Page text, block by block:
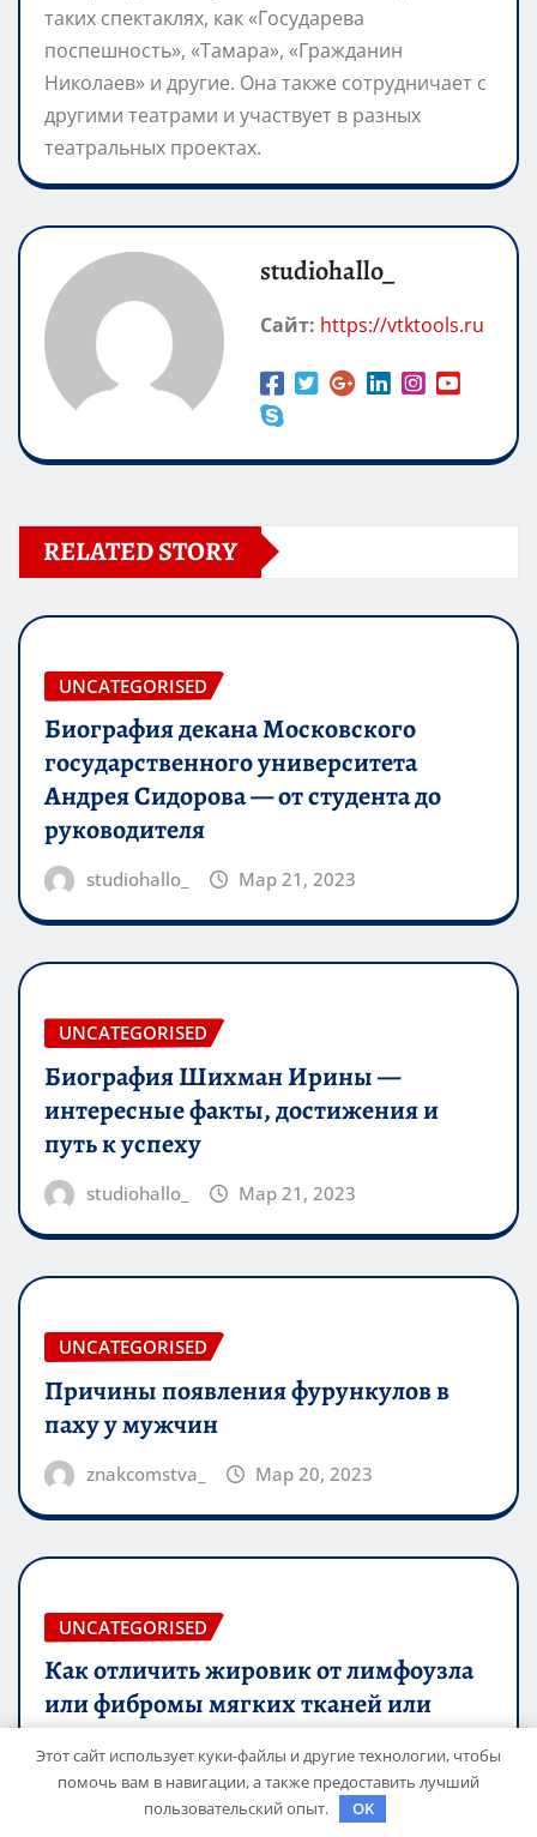
таких спектаклях, как «Государева
поспешность», «Тамара», «Гражданин
Николаев» и другие. Она также сотрудничает с
другими театрами и участвует в разных
театральных проектах.
studiohallo_
Сайт: https://vtktools.ru
RELATED STORY
UNCATEGORISED
Биография декана Московского
государственного университета
Андрея Сидорова — от студента до
руководителя
studiohallo_ Мар 21, 2023
UNCATEGORISED
Биография Шихман Ирины —
интересные факты, достижения и
путь к успеху
studiohallo_ Мар 21, 2023
UNCATEGORISED
Причины появления фурункулов в
паху у мужчин
znakcomstva_ Мар 20, 2023
UNCATEGORISED
Как отличить жировик от лимфоузла
или фибромы мягких тканей или
гемангиомы
znakcomstva_ Мар 17, 2023
Этот сайт использует куки-файлы и другие технологии, чтобы
помочь вам в навигации, а также предоставить лучший
пользовательский опыт.
OK